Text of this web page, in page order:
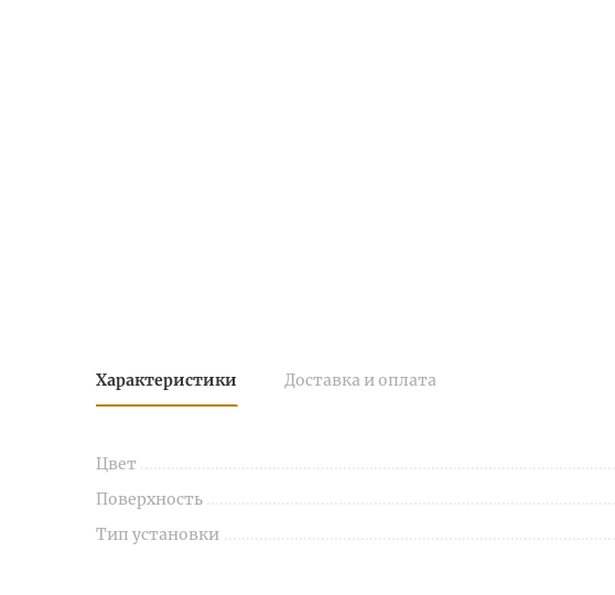
Характеристики Доставка и оплата
Цвет
Поверхность
Тип установки